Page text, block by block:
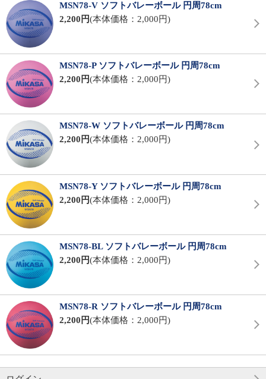
MSN78-V ソフトバレーボール 円周78cm
2,200円(本体価格：2,000円)
MSN78-P ソフトバレーボール 円周78cm
2,200円(本体価格：2,000円)
MSN78-W ソフトバレーボール 円周78cm
2,200円(本体価格：2,000円)
MSN78-Y ソフトバレーボール 円周78cm
2,200円(本体価格：2,000円)
MSN78-BL ソフトバレーボール 円周78cm
2,200円(本体価格：2,000円)
MSN78-R ソフトバレーボール 円周78cm
2,200円(本体価格：2,000円)